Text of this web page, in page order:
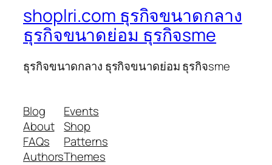
shoplri.com ธุรกิจขนาดกลาง
ธุรกิจขนาดย่อม ธุรกิจsme
ธุรกิจขนาดกลาง ธุรกิจขนาดย่อม ธุรกิจsme
Blog
About
FAQs
Authors
Events
Shop
Patterns
Themes